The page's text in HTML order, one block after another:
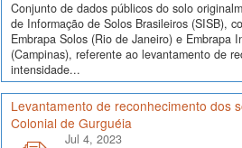
Conjunto de dados públicos do solo
de Informação de Solos Brasileiros (SISB),
Embrapa Solos (Rio de Janeiro) e Embrapa
(Campinas), referente ao levantamento de
intensidade...
Levantamento de reconhecimento dos
Colonial de Gurguéia
Jul 4, 2023